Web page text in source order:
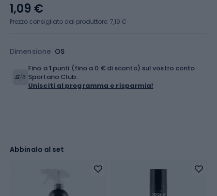
Dimensione OS
1,09 €
Prezzo consigliato dal produttore: 7,19 €
Fino a1 punti (fino a 0 € di sconto) sul vostro conto
Sportano Club.
Unisciti al programma e risparmia!
Abbinalo al set